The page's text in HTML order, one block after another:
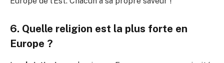
6. Quelle religion est la plus forte en
Europe ?